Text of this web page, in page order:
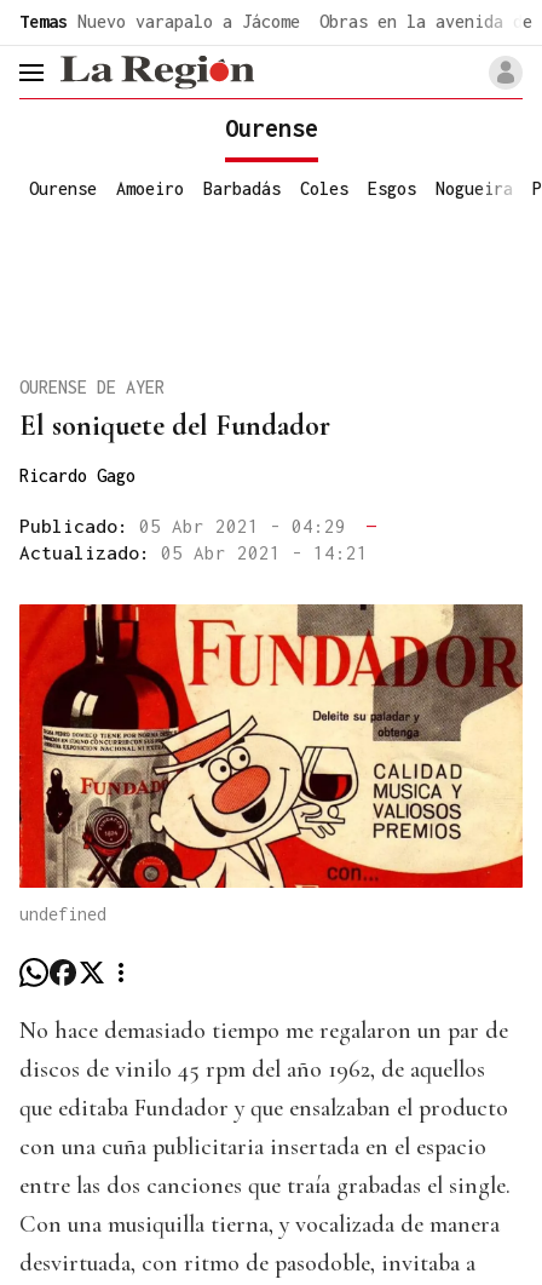
Temas Nuevo varapalo a Jácome Obras en la avenida de
header.menu.open
Ourense
Ourense Amoeiro Barbadás Coles Esgos Nogueira
El soniquete del Fundador
OURENSE DE AYER
Ricardo Gago
Publicado: 05 Abr 2021 - 04:29
—
Actualizado: 05 Abr 2021 - 14:21
undefined
No hace demasiado tiempo me regalaron un par de
discos de vinilo 45 rpm del año 1962, de aquellos
que editaba Fundador y que ensalzaban el producto
con una cuña publicitaria insertada en el espacio
entre las dos canciones que traía grabadas el single.
Con una musiquilla tierna, y vocalizada de manera
desvirtuada, con ritmo de pasodoble, invitaba a